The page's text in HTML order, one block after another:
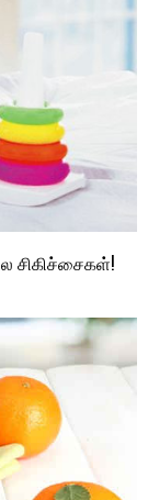
சிகிச்சைகள்!